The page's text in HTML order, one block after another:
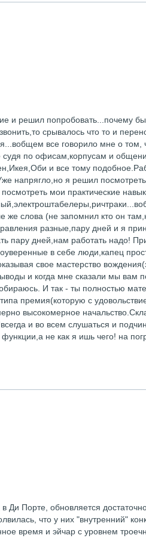
и решил попробовать...почему
срывалось что то и
все говорило мне о
судя по офисам,корпусам и
и все тому
напрягло,но я решил
мои практические
же слова (не запомнил кто он
разные,пару дней и я
пару дней,нам работать надо!
в себе люди,капец
свое мастерство
и когда мне сказали мы вам
И так - ты полностью
премия(которую с
высокомерное
и во всем слушаться и
не как я ишь чего! на
Ди Порте, обновляется
что у них "внутренний"
время и эйчар с уровнем